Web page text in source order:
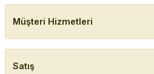
Müşteri Hizmetleri
Satış